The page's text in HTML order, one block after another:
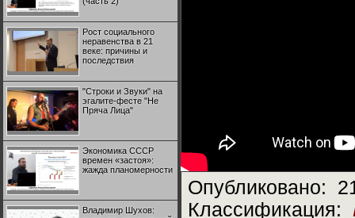
Рост социального
неравенства в 21
веке: причины и
последствия
"Строки и Звуки" на
эгалите-фесте "Не
Пряча Лица"
Экономика СССР
времен «застоя»:
жажда планомерности
Владимир Шухов:
Опубликовано:
Классификация: